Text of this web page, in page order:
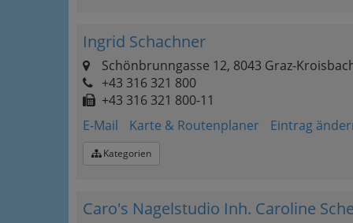
Ingrid Schachner
Schönbrunngasse 12, 8043 Graz-
+43 316 321 800
+43 316 321 800-11
E-Mail
Karte & Routenplaner Eintrag
Kategorien
Caro's Nagelstudio Inh. Caroline